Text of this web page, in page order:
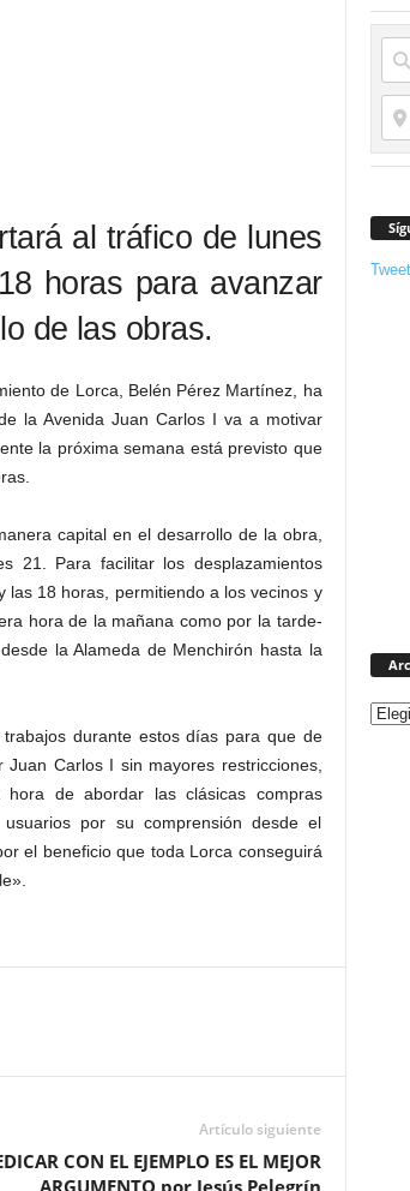
al tráfico de lunes
horas para avanzar
de las obras.
de Lorca, Belén Pérez Martínez, ha
la Avenida Juan Carlos I va a motivar
la próxima semana está previsto que
capital en el desarrollo de la obra,
21. Para facilitar los desplazamientos
las 18 horas, permitiendo a los vecinos y
hora de la mañana como por la tarde-
la Alameda de Menchirón hasta la
durante estos días para que de
Carlos I sin mayores restricciones,
de abordar las clásicas compras
por su comprensión desde el
el beneficio que toda Lorca conseguirá
Artículo siguiente
CON EL EJEMPLO ES EL MEJOR
ARGUMENTO por Jesús Pelegrín